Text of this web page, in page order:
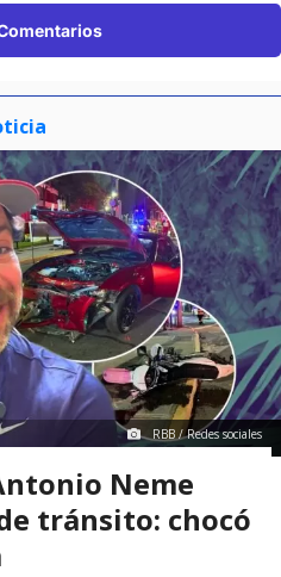
RBB / Redes sociales
Neme
tránsito: chocó